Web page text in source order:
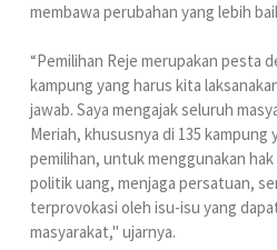
membawa perubahan yang lebih
“Pemilihan Reje merupakan pesta
kampung yang harus kita
jawab. Saya mengajak seluruh
Meriah, khususnya di 135 kampung
pemilihan, untuk menggunakan
politik uang, menjaga persatuan,
terprovokasi oleh isu-isu yang
masyarakat," ujarnya.